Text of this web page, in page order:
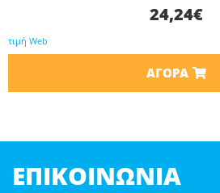
24,24€
τιμή Web
ΑΓΟΡΆ
ΕΠΙΚΟΙΝΩΝΊΑ